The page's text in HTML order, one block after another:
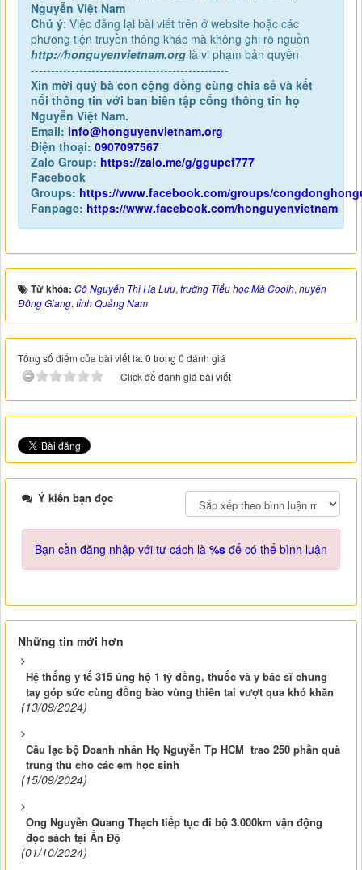
Nguyễn Việt Nam
Chú ý: Việc đăng lại bài viết trên ở website hoặc các
phương tiện truyền thông khác mà không ghi rõ nguồn
http://honguyenvietnam.org là vi phạm bản quyền
-------------------------------------------------
Xin mời quý bà con cộng đồng cùng chia sẻ và kết
nối thông tin với ban biên tập cổng thông tin họ
Nguyễn Việt Nam.
Email: info@honguyenvietnam.org
Điện thoại: 0907097567
Zalo Group: https://zalo.me/g/ggupcf777
Facebook
Groups: https://www.facebook.com/groups/
Fanpage: https://www.facebook.com/honguyenvietnam
Từ khóa: Cô Nguyễn Thị Hạ Lựu,trường Tiểu học Mà Cooih,huyện
Đông Giang,tỉnh Quảng Nam
Tổng số điểm của bài viết là: 0 trong 0 đánh giá
Click để đánh giá bài viết
Ý kiến bạn đọc
Bạn cần đăng nhập với tư cách là %s để có thể bình luận
Những tin mới hơn
Hệ thống y tế 315 ủng hộ 1 tỷ đồng, thuốc và y bác sĩ chung
tay góp sức cùng đồng bào vùng thiên tai vượt qua khó khăn
(13/09/2024)
Câu lạc bộ Doanh nhân Họ Nguyễn Tp HCM trao 250 phần quà
trung thu cho các em học sinh
(15/09/2024)
Ông Nguyễn Quang Thạch tiếp tục đi bộ 3.000km vận động
đọc sách tại Ấn Độ
(01/10/2024)